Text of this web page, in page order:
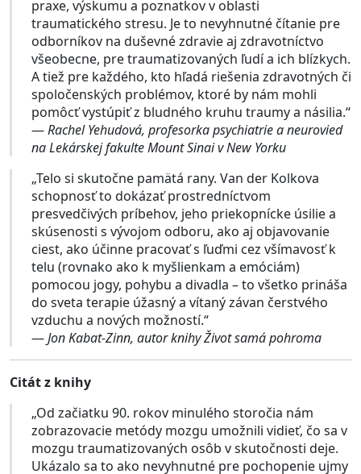
praxe, výskumu a poznatkov v oblasti
traumatického stresu. Je to nevyhnutné čítanie pre
odborníkov na duševné zdravie aj zdravotníctvo
všeobecne, pre traumatizovaných ľudí a ich blízkych.
A tiež pre každého, kto hľadá riešenia zdravotných či
spoločenských problémov, ktoré by nám mohli
pomôcť vystúpiť z bludného kruhu traumy a násilia.“
—Rachel Yehudová, profesorka psychiatrie a neurovied
na Lekárskej fakulte Mount Sinai v New Yorku
„Telo si skutočne pamätá rany. Van der Kolkova
schopnosť to dokázať prostredníctvom
presvedčivých príbehov, jeho priekopnícke úsilie a
skúsenosti s vývojom odboru, ako aj objavovanie
ciest, ako účinne pracovať s ľuďmi cez všímavosť k
telu (rovnako ako k myšlienkam a emóciám)
pomocou jogy, pohybu a divadla – to všetko prináša
do sveta terapie úžasný a vítaný závan čerstvého
vzduchu a nových možností.“
—Jon Kabat-Zinn, autor knihy Život samá pohroma
Citát z knihy
„Od začiatku 90. rokov minulého storočia nám
zobrazovacie metódy mozgu umožnili vidieť, čo sa v
mozgu traumatizovaných osôb v skutočnosti deje.
Ukázalo sa to ako nevyhnutné pre pochopenie ujmy